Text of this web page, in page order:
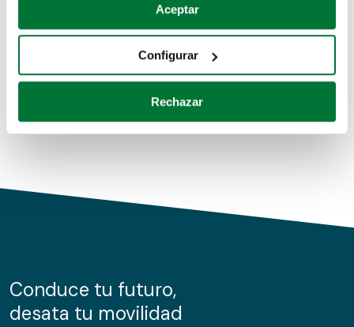
Si lo permite, también quisiéramos:
Recopilar información sobre su ubicación geográfica
Identificar su dispositivo analizándolo activamente
para buscar características específicas (huellas
Obtenga más información sobre cómo se procesan sus
de cookies.
información sobre el uso que haga del sitio web con
nuestros partners de redes sociales, publicidad y análisis
Aceptar
Configurar
Rechazar
Coches de km0
Conduce tu futuro,
desata tu movilidad